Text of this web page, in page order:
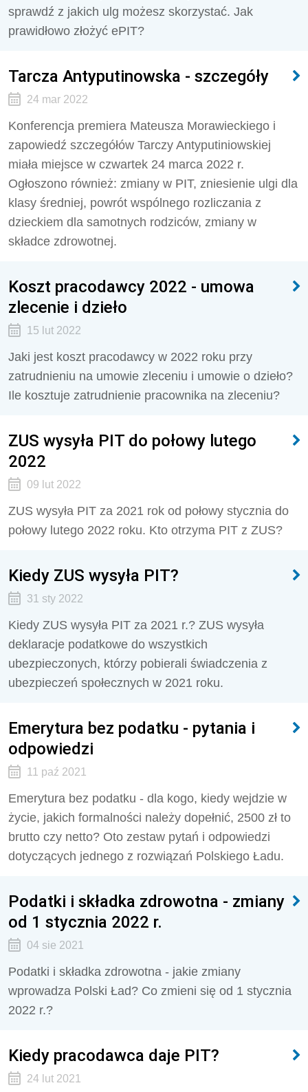
sprawdź z jakich ulg możesz skorzystać. Jak
prawidłowo złożyć ePIT?
Tarcza Antyputinowska - szczegóły
24 mar 2022
Konferencja premiera Mateusza Morawieckiego i
zapowiedź szczegółów Tarczy Antyputiniowskiej
miała miejsce w czwartek 24 marca 2022 r.
Ogłoszono również: zmiany w PIT, zniesienie ulgi dla
klasy średniej, powrót wspólnego rozliczania z
dzieckiem dla samotnych rodziców, zmiany w
składce zdrowotnej.
Koszt pracodawcy 2022 - umowa
zlecenie i dzieło
15 lut 2022
Jaki jest koszt pracodawcy w 2022 roku przy
zatrudnieniu na umowie zleceniu i umowie o dzieło?
Ile kosztuje zatrudnienie pracownika na zleceniu?
ZUS wysyła PIT do połowy lutego
2022
09 lut 2022
ZUS wysyła PIT za 2021 rok od połowy stycznia do
połowy lutego 2022 roku. Kto otrzyma PIT z ZUS?
Kiedy ZUS wysyła PIT?
31 sty 2022
Kiedy ZUS wysyła PIT za 2021 r.? ZUS wysyła
deklaracje podatkowe do wszystkich
ubezpieczonych, którzy pobierali świadczenia z
ubezpieczeń społecznych w 2021 roku.
Emerytura bez podatku - pytania i
odpowiedzi
11 paź 2021
Emerytura bez podatku - dla kogo, kiedy wejdzie w
życie, jakich formalności należy dopełnić, 2500 zł to
brutto czy netto? Oto zestaw pytań i odpowiedzi
dotyczących jednego z rozwiązań Polskiego Ładu.
Podatki i składka zdrowotna - zmiany
od 1 stycznia 2022 r.
04 sie 2021
Podatki i składka zdrowotna - jakie zmiany
wprowadza Polski Ład? Co zmieni się od 1 stycznia
2022 r.?
Kiedy pracodawca daje PIT?
24 lut 2021